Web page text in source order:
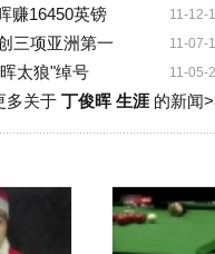
11-12-
赚16450英镑
11-07-
三项亚洲第一
11-05-
太狼"绰号
多关于 丁俊晖 生涯的新闻